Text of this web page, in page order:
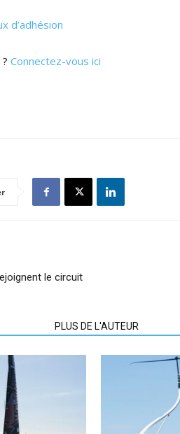
d’adhésion
Connectez-vous ici
le circuit
PLUS DE L'AUTEUR